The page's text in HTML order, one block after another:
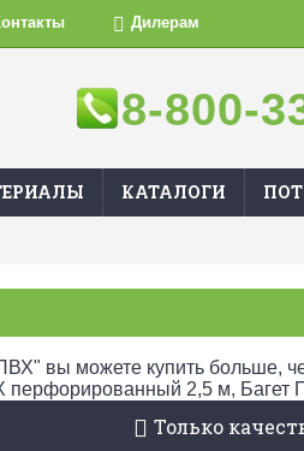
Дилерам
8-800-
КАТАЛОГИ
вы можете купить больше,
перфорированный 2,5 м,
Только